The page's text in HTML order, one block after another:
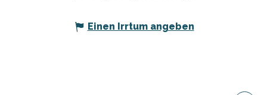
Einen Irrtum angeben